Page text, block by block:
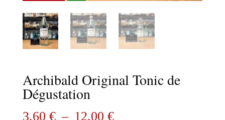
Archibald Original Tonic de
Dégustation
3,60 € – 12,00 €Plage